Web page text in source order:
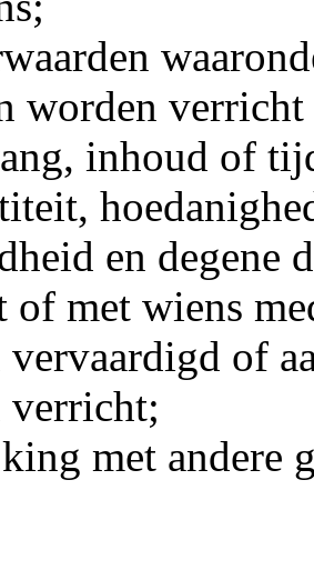
worden
inhoud of
en
of met wiens
of
verricht;
met andere